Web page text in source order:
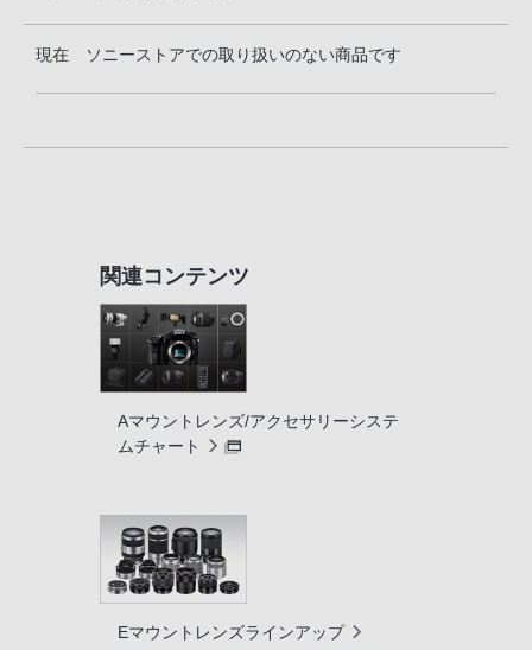
現在 ソニーストアでの取り扱いのない商品です
関連コンテンツ
Aマウントレンズ/アクセサリーシステ
ムチャート
Eマウントレンズラインアップ